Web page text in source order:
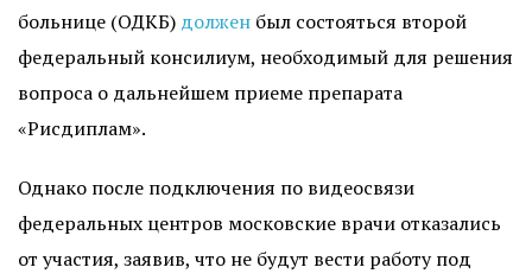
больнице (ОДКБ) должен был состояться второй
федеральный консилиум, необходимый для решения
вопроса о дальнейшем приеме препарата
«Рисдиплам».
Однако после подключения по видеосвязи
федеральных центров московские врачи отказались
от участия, заявив, что не будут вести работу под